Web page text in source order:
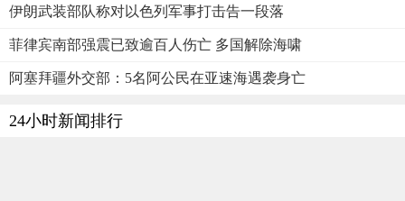
伊朗武装部队称对以色列军事打击告一段落
菲律宾南部强震已致逾百人伤亡 多国解除海啸
阿塞拜疆外交部：5名阿公民在亚速海遇袭身亡
24小时新闻排行